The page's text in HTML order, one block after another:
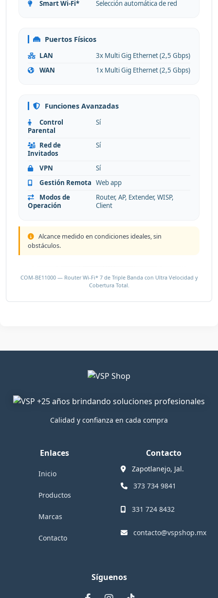
Smart Wi-Fi*
Selección automática de red
Puertos Físicos
LAN
3x Multi Gig Ethernet (2,5 Gbps)
WAN
1x Multi Gig Ethernet (2,5 Gbps)
Funciones Avanzadas
Control
Parental
Sí
Red de
Invitados
Sí
VPN
Sí
Gestión Remota Web app
Modos de
Operación
Router, AP, Extender, WISP,
Client
Alcance medido en condiciones ideales, sin
obstáculos.
COM-BE11000 — Router Wi-Fi* 7 de Triple Banda con Ultra Velocidad y
Cobertura Total.
Calidad y confianza en cada compra
Enlaces
Inicio
Productos
Marcas
Contacto
Contacto
Zapotlanejo, Jal.
373 734 9841
331 724 8432
contacto@vspshop.mx
Síguenos